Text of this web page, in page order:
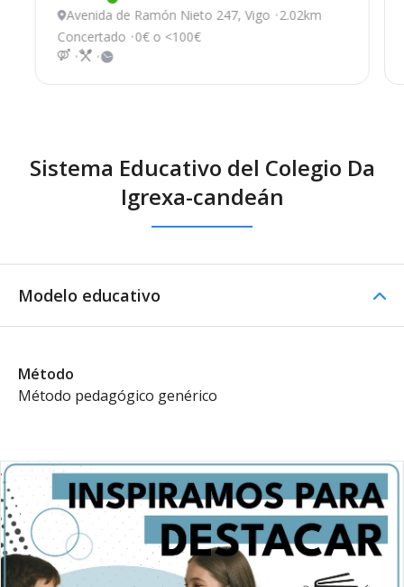
Este centro ha estado online recientemente
Avenida de Ramón Nieto 247, Vigo 2.02km
Concertado 0€ o <100€
Sistema Educativo del Colegio Da
Igrexa-candeán
Modelo educativo
Método
Método pedagógico genérico